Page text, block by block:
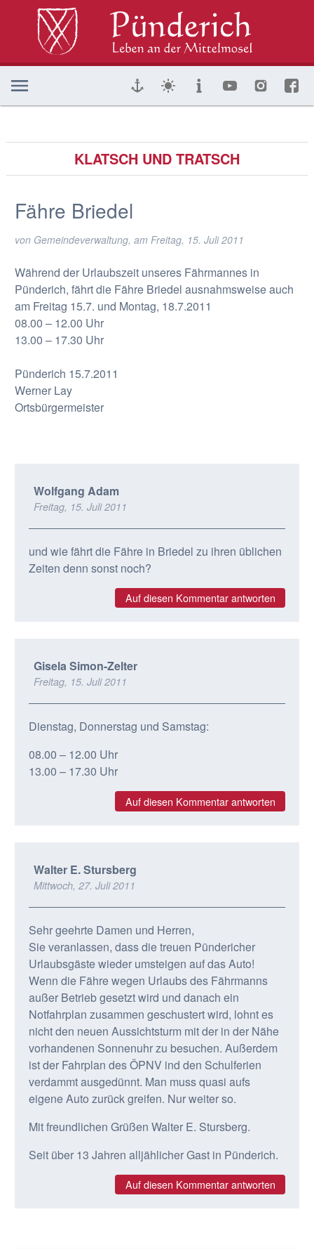
KLATSCH UND TRATSCH
Fähre Briedel
von Gemeindeverwaltung, am Freitag, 15. Juli 2011
Während der Urlaubszeit unseres Fährmannes in
Pünderich, fährt die Fähre Briedel ausnahmsweise auch
am Freitag 15.7. und Montag, 18.7.2011
08.00 – 12.00 Uhr
13.00 – 17.30 Uhr
Pünderich 15.7.2011
Werner Lay
Ortsbürgermeister
Wolfgang Adam
Freitag, 15. Juli 2011
und wie fährt die Fähre in Briedel zu ihren üblichen
Zeiten denn sonst noch?
Auf diesen Kommentar antworten
Gisela Simon-Zelter
Freitag, 15. Juli 2011
Dienstag, Donnerstag und Samstag:
08.00 – 12.00 Uhr
13.00 – 17.30 Uhr
Auf diesen Kommentar antworten
Walter E. Stursberg
Mittwoch, 27. Juli 2011
Sehr geehrte Damen und Herren,
Sie veranlassen, dass die treuen Pündericher
Urlaubsgäste wieder umsteigen auf das Auto!
Wenn die Fähre wegen Urlaubs des Fährmanns
außer Betrieb gesetzt wird und danach ein
Notfahrplan zusammen geschustert wird, lohnt es
nicht den neuen Aussichtsturm mit der in der Nähe
vorhandenen Sonnenuhr zu besuchen. Außerdem
ist der Fahrplan des ÖPNV ind den Schulferien
verdammt ausgedünnt. Man muss quasi aufs
eigene Auto zurück greifen. Nur weiter so.
Mit freundlichen Grüßen Walter E. Stursberg.
Seit über 13 Jahren alljählicher Gast in Pünderich.
Auf diesen Kommentar antworten